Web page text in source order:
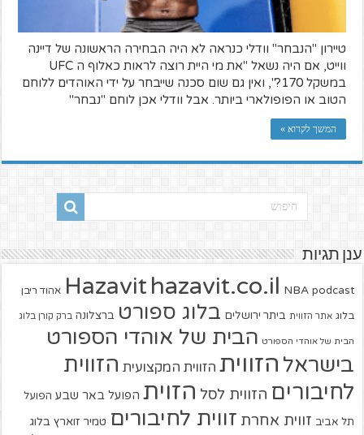
טיירון "הנבחר" וודלי כנראה לא היה הבחירה הראשונה של דיינה
ווייט, אם היה נשאל "את מי היית רוצה לראות כאלוף ה UFC
במשקל 170?", ואין גם שום סכנה שייבחר על ידי האוהדים ללוחם
הטוב או הפופולארי ביותר. אבל וודלי אכן לוחם "נבחר"
המשך לקרוא »
ענן תגיות
Hazavit hazavit.co.il NBA podcast אהוד ריבן
בלוג אתר הזווית ביתר ירושלים בלוג ספורט ברצלונה ברק קורן בלוג
הבית של אוהדי הספורט הבית של אוהדי הספורט
בישראל הזווית הזווית המקצועית הזווית
לחיבורים הזווית לסל הזוית הפועל באר שבע הפועל
תל אביב זווית אחרת זווית לחיבורים טמיר זוארץ בלוג